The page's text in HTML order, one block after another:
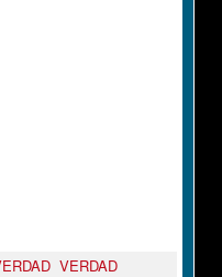
VERDAD